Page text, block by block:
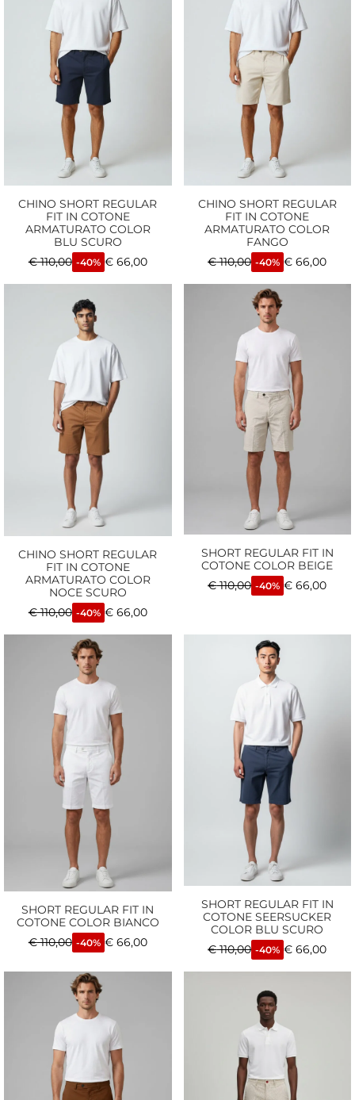
CHINO SHORT REGULAR
FIT IN COTONE
ARMATURATO COLOR
BLU SCURO
€110,00 -40% €66,00
CHINO SHORT REGULAR
FIT IN COTONE
ARMATURATO COLOR
FANGO
€110,00 -40% € 66,00
CHINO SHORT REGULAR
FIT IN COTONE
ARMATURATO COLOR
NOCE SCURO
€110,00 -40% €66,00
SHORT REGULAR FIT IN
COTONE COLOR BEIGE
€110,00 -40% € 66,00
SHORT REGULAR FIT IN
COTONE COLOR BIANCO
€110,00 -40% €66,00
SHORT REGULAR FIT IN
COTONE SEERSUCKER
COLOR BLU SCURO
€110,00 -40% € 66,00